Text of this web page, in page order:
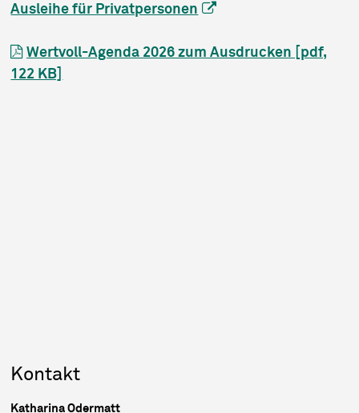
Ausleihe für Privatpersonen
Wertvoll-Agenda 2026 zum Ausdrucken [pdf,
122 KB]
Sidebar
Kontakt
Katharina Odermatt